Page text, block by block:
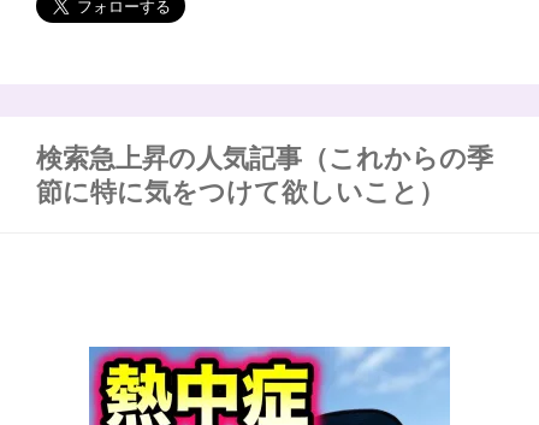
検索急上昇の人気記事（これからの季
節に特に気をつけて欲しいこと）